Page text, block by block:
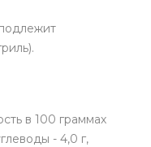
в 100 граммах
- 4,0 г,